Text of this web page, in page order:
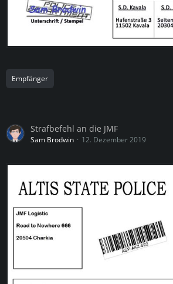
Empfänger
Strafbefehl an die JMF
Sam Brodwin 12. Dezember 2019